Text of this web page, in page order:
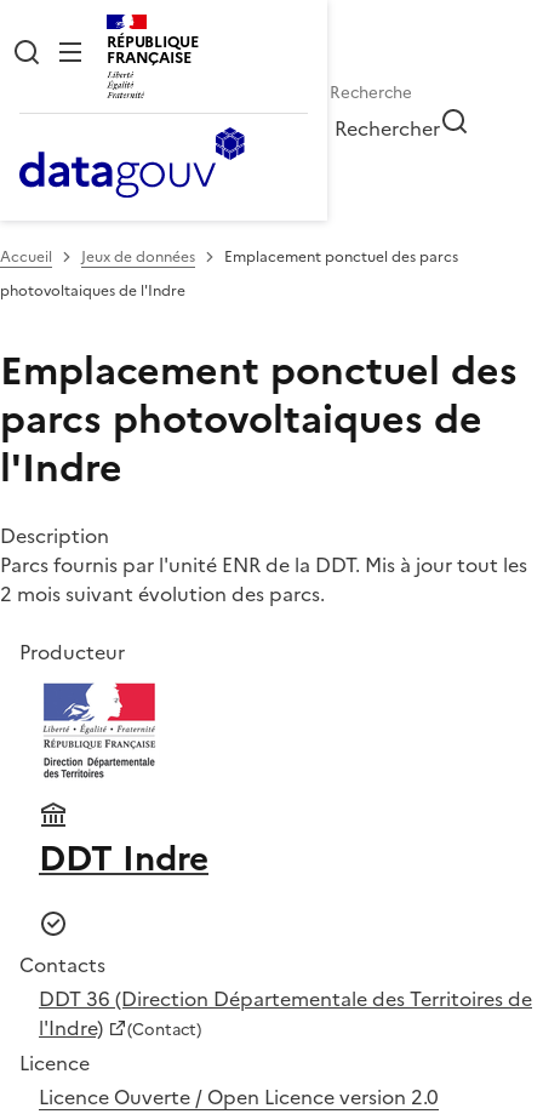
RÉPUBLIQUE
FRANÇAISE
Rechercher
Accueil Jeux de données
Emplacement ponctuel des parcs
photovoltaiques de l'Indre
Emplacement ponctuel des
parcs photovoltaiques de
l'Indre
Description
Parcs fournis par l'unité ENR de la DDT. Mis à jour tout les
2 mois suivant évolution des parcs.
Producteur
DDT Indre
Contacts
DDT 36 (Direction Départementale des Territoires de
l'Indre)
(Contact)
Licence
Licence Ouverte / Open Licence version 2.0